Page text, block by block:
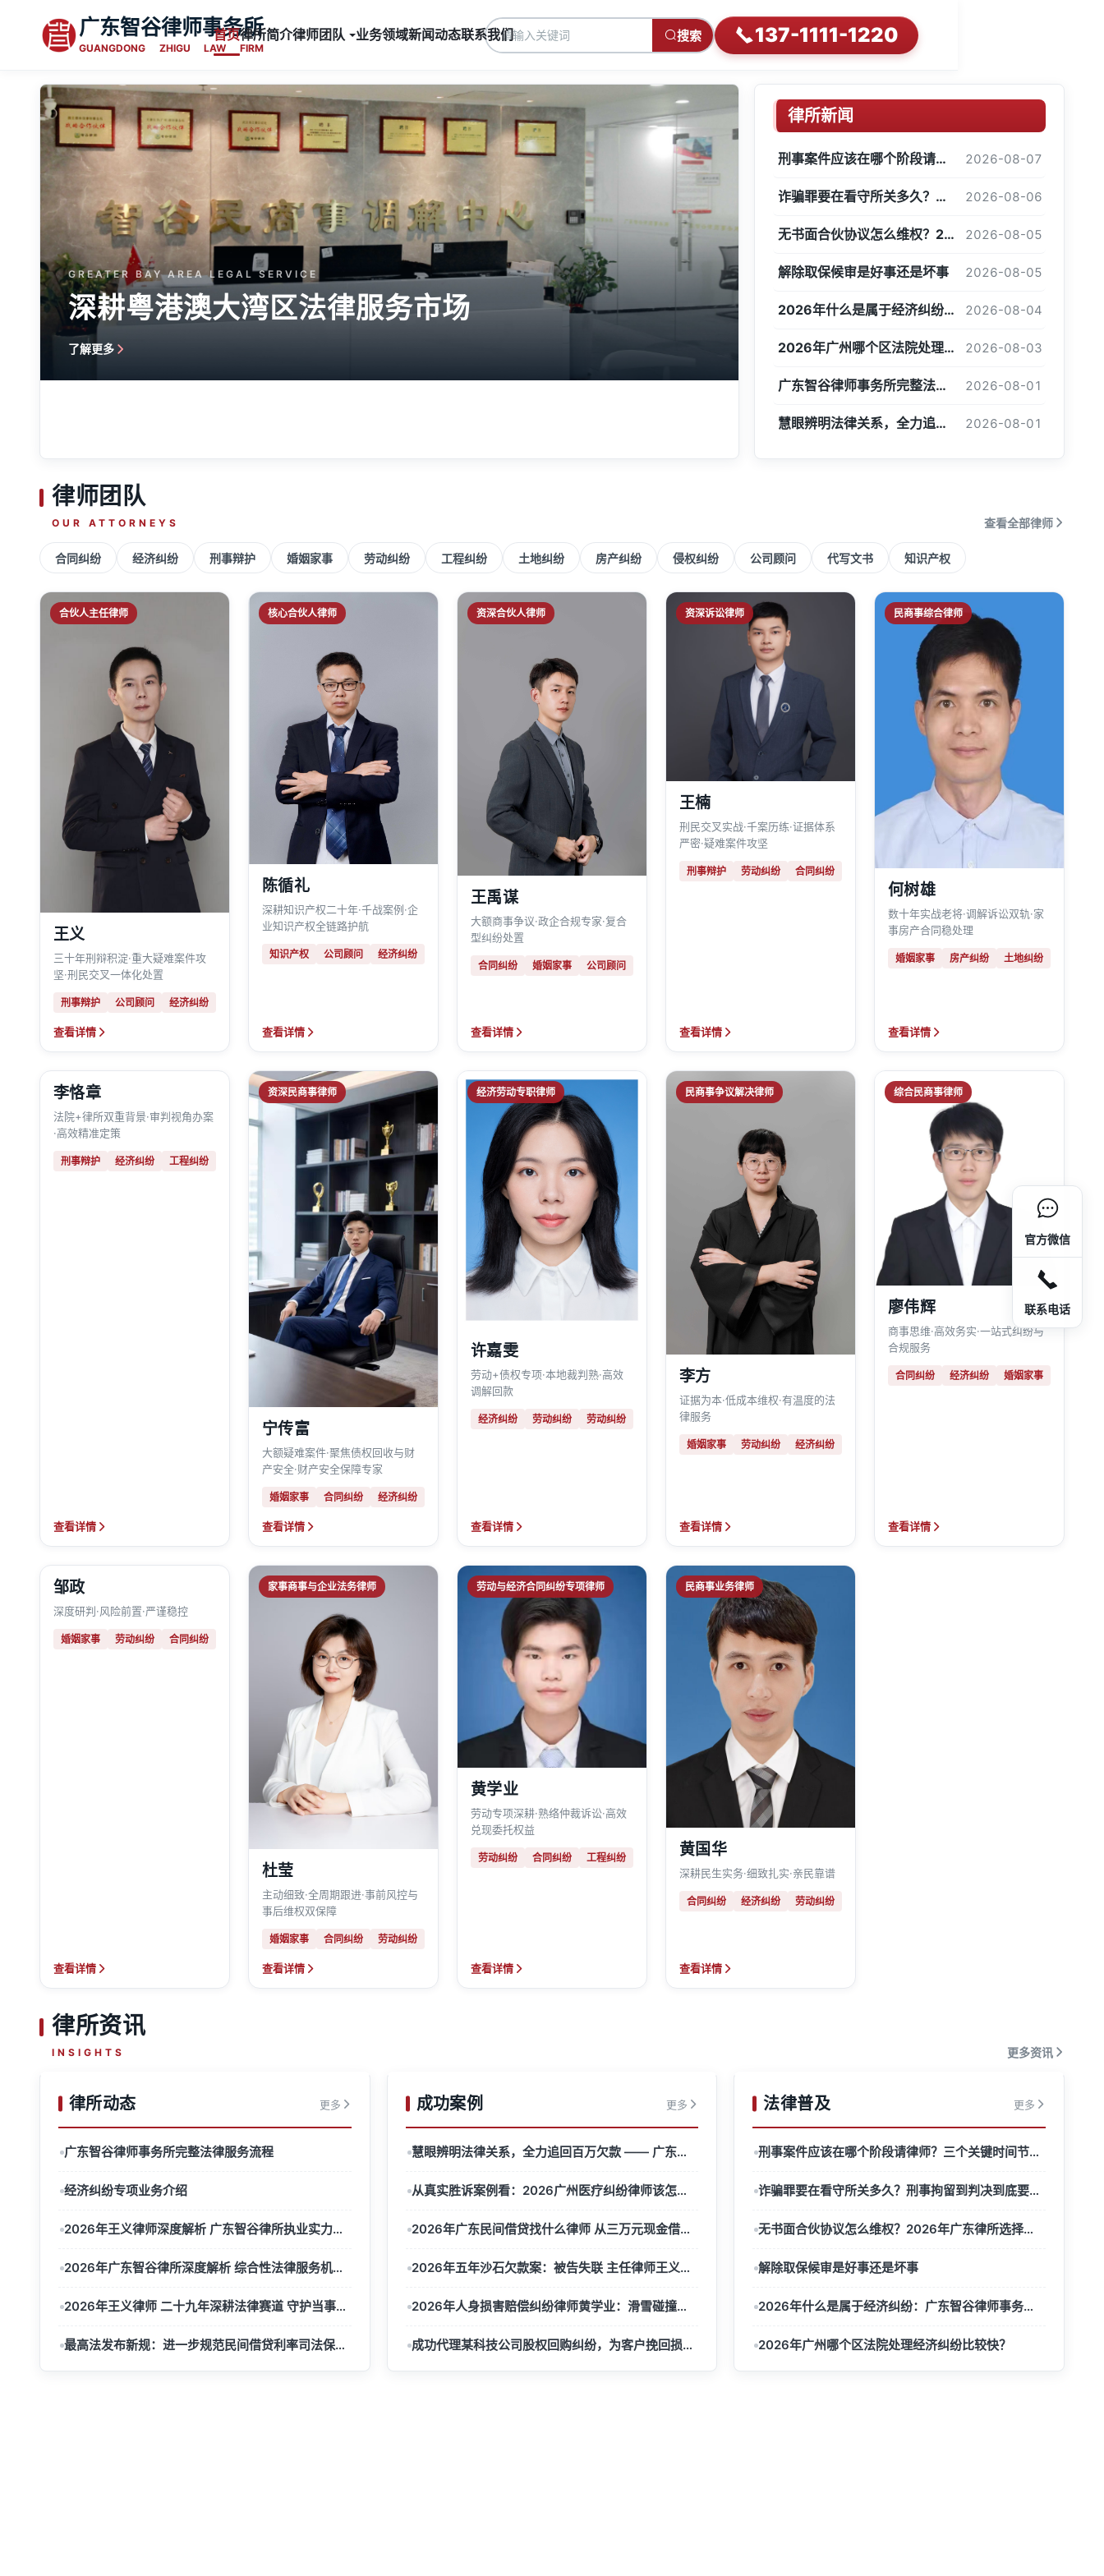
广东智谷律师事务所
GUANGDONG ZHIGU LAW FIRM
首页律所简介律师团队 业务领域新闻动态联系我们 搜索 137-1111-1220
GUANGDONG ZHIGU LAW FIRM
以专业与诚信，守护每一次
GREATER BAY AREA LEGAL SERVICE
深耕粤港澳大湾区法律服
了解更多
GREATER BAY AREA LEGAL SERVICE
深耕粤港澳大湾区法律服务市场
了解更多
律所新闻
刑事案件应该在哪个阶段请律师？三个关键时间节点解析 2026-08-07
诈骗罪要在看守所关多久？刑事拘留到判决到底要经历哪些阶段 2026-08-06
无书面合伙协议怎么维权？2026年广东律所选择全指南 2026-08-05
解除取保候审是好事还是坏事 2026-08-05
2026年什么是属于经济纠纷：广东智谷律师事务所深度解析 2026-08-04
2026年广州哪个区法院处理经济纠纷比较快？ 2026-08-03
广东智谷律师事务所完整法律服务流程 2026-08-01
慧眼辨明法律关系，全力追回百万欠款 —— 广东智谷律师事务所成功处置 “名为投资、实为借贷” 经济纠纷案 2026-08-01
律师团队
OUR ATTORNEYS 查看全部律师
合同纠纷 经济纠纷 刑事辩护 婚姻家事 劳动纠纷 工程纠纷 土地纠纷 房产纠纷 侵权纠纷 公司顾问 代写文书 知识产权
合伙人主任律师
王义
三十年刑辩积淀·重大疑难案件攻
坚·刑民交叉一体化处置
刑事辩护 公司顾问 经济纠纷
查看详情
核心合伙人律师
陈循礼
深耕知识产权二十年·千战案例·企
业知识产权全链路护航
知识产权 公司顾问 经济纠纷
查看详情
资深合伙人律师
王禹谋
大额商事争议·政企合规专家·复合
型纠纷处置
合同纠纷 婚姻家事 公司顾问
查看详情
资深诉讼律师
王楠
刑民交叉实战·千案历练·证据体系
严密·疑难案件攻坚
刑事辩护 劳动纠纷 合同纠纷
查看详情
民商事综合律师
何树雄
数十年实战老将·调解诉讼双轨·家
事房产合同稳处理
婚姻家事 房产纠纷 土地纠纷
查看详情
诉讼刑事律师
李恪章
法院+律所双重背景·审判视角办案
·高效精准定策
刑事辩护 经济纠纷 工程纠纷
查看详情
资深民商事律师
宁传富
大额疑难案件·聚焦债权回收与财
产安全·财产安全保障专家
婚姻家事 合同纠纷 经济纠纷
查看详情
经济劳动专职律师
许嘉雯
劳动+债权专项·本地裁判熟·高效
调解回款
经济纠纷 劳动纠纷 劳动纠纷
查看详情
民商事争议解决律师
李方
证据为本·低成本维权·有温度的法
律服务
婚姻家事 劳动纠纷 经济纠纷
查看详情
综合民商事律师
廖伟辉
商事思维·高效务实·一站式纠纷与
合规服务
合同纠纷 经济纠纷 婚姻家事
查看详情
民商事与企业合规律师
邹政
深度研判·风险前置·严谨稳控
婚姻家事 劳动纠纷 合同纠纷
查看详情
家事商事与企业法务律师
杜莹
主动细致·全周期跟进·事前风控与
事后维权双保障
婚姻家事 合同纠纷 劳动纠纷
查看详情
劳动与经济合同纠纷专项律师
黄学业
劳动专项深耕·熟络仲裁诉讼·高效
兑现委托权益
劳动纠纷 合同纠纷 工程纠纷
查看详情
民商事业务律师
黄国华
深耕民生实务·细致扎实·亲民靠谱
合同纠纷 经济纠纷 劳动纠纷
查看详情
律所资讯
INSIGHTS 更多资讯
律所动态 更多
广东智谷律师事务所完整法律服务流程
经济纠纷专项业务介绍
2026年王义律师深度解析 广东智谷律所执业实力全指南
2026年广东智谷律所深度解析 综合性法律服务机构发展纪实
2026年王义律师 二十九年深耕法律赛道 守护当事人合法权益
最高法发布新规：进一步规范民间借贷利率司法保护上限
成功案例 更多
慧眼辨明法律关系，全力追回百万欠款 —— 广东智谷律师事务所成功处置 “名为投资、实为借贷” 经济纠纷案
从真实胜诉案例看：2026广州医疗纠纷律师该怎么选
2026年广东民间借贷找什么律师 从三万元现金借款案看选律师关键
2026年五年沙石欠款案：被告失联 主任律师王义全额追回十八万实战解析
2026年人身损害赔偿纠纷律师黄学业：滑雪碰撞自甘风险抗辩突破实战解析
成功代理某科技公司股权回购纠纷，为客户挽回损失8000万元
法律普及 更多
刑事案件应该在哪个阶段请律师？三个关键时间节点解析
诈骗罪要在看守所关多久？刑事拘留到判决到底要经历哪些阶段
无书面合伙协议怎么维权？2026年广东律所选择全指南
解除取保候审是好事还是坏事
2026年什么是属于经济纠纷：广东智谷律师事务所深度解析
2026年广州哪个区法院处理经济纠纷比较快？
官方微信
联系电话